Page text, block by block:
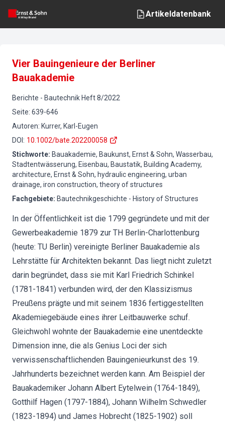
Artikeldatenbank
Vier Bauingenieure der Berliner
Bauakademie
Berichte - Bautechnik Heft8/2022
Seite: 639-646
Autoren: Kurrer, Karl-Eugen
DOI : 10.1002/bate.202200058
Stichworte: Bauakademie, Baukunst, Ernst & Sohn, Wasserbau,
Stadtentwässerung, Eisenbau, Baustatik, Building Academy,
architecture, Ernst & Sohn, hydraulic engineering, urban
drainage, iron construction, theory of structures
Fachgebiete: Bautechnikgeschichte - History of Structures
In der Öffentlichkeit ist die 1799 gegründete und mit der
Gewerbeakademie 1879 zur TH Berlin-Charlottenburg
(heute: TU Berlin) vereinigte Berliner Bauakademie als
Lehrstätte für Architekten bekannt. Das liegt nicht zuletzt
darin begründet, dass sie mit Karl Friedrich Schinkel
(1781-1841) verbunden wird, der den Klassizismus
Preußens prägte und mit seinem 1836 fertiggestellten
Akademiegebäude eines ihrer Leitbauwerke schuf.
Gleichwohl wohnte der Bauakademie eine unentdeckte
Dimension inne, die als Genius Loci der sich
verwissenschaftlichenden Bauingenieurkunst des 19.
Jahrhunderts bezeichnet werden kann. Am Beispiel der
Bauakademiker Johann Albert Eytelwein (1764-1849),
Gotthilf Hagen (1797-1884), Johann Wilhelm Schwedler
(1823-1894) und James Hobrecht (1825-1902) soll